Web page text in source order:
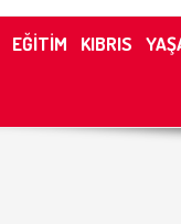
EĞİTİM KIBRIS